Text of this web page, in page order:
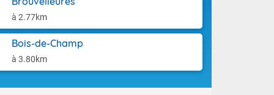
à 2.77km
Bois-de-Champ
à 3.80km
l'après-
14
il fait
30 à 35